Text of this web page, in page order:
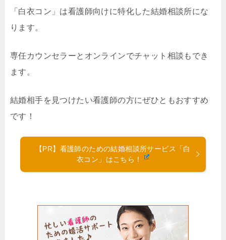
「白衣コン」は看護師向けに特化した結婚相談所にな
ります。
専任カウンセラーとオンラインでチャット相談もでき
ます。
結婚相手を見つけたい看護師の方にぜひともおすすめ
です！
【PR】看護師のための結婚相談所サービス「白
衣コン」はこちら！